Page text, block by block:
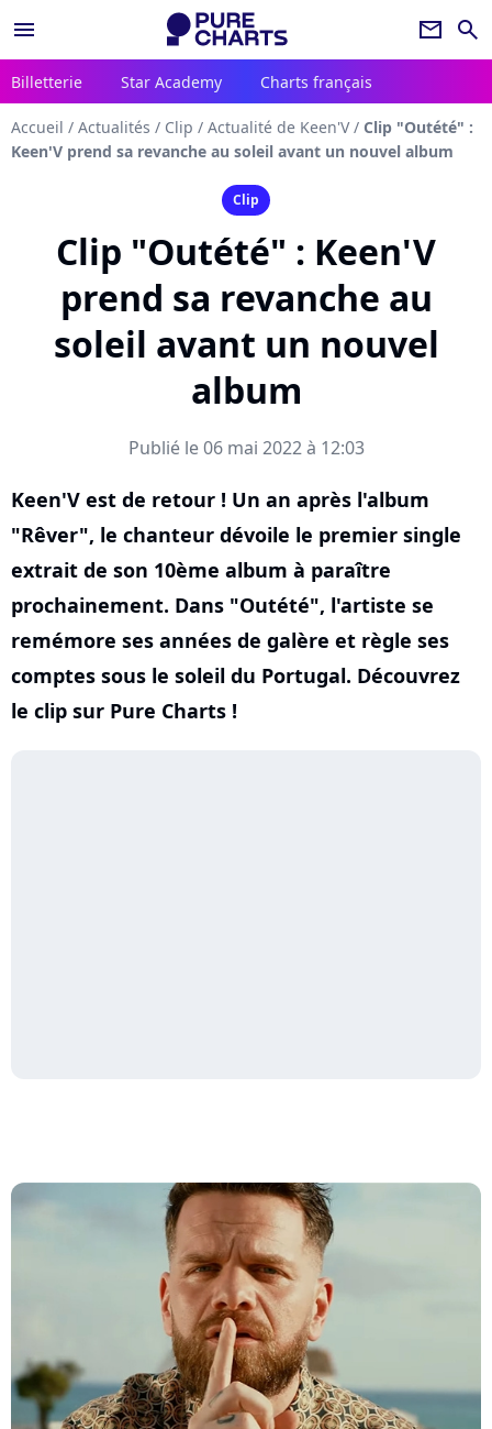
menu newsletter search
Billetterie Star Academy Charts français
Accueil / Actualités / Clip / Actualité de Keen'V / Clip "Outété" :
Keen'V prend sa revanche au soleil avant un nouvel album
Clip
Clip "Outété" : Keen'V
prend sa revanche au
soleil avant un nouvel
album
Publié le 06 mai 2022 à 12:03
Keen'V est de retour ! Un an après l'album
"Rêver", le chanteur dévoile le premier single
extrait de son 10ème album à paraître
prochainement. Dans "Outété", l'artiste se
remémore ses années de galère et règle ses
comptes sous le soleil du Portugal. Découvrez
le clip sur Pure Charts !